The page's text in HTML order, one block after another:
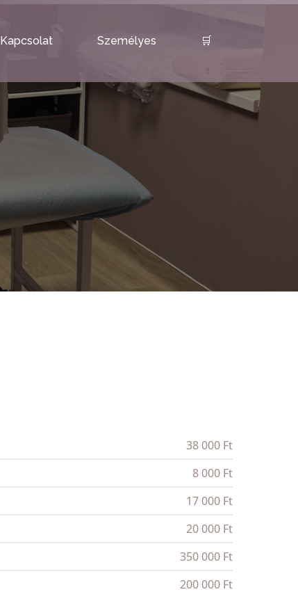
Kapcsolat Személyes 🛒
38 000 Ft
8 000 Ft
17 000 Ft
20 000 Ft
350 000 Ft
200 000 Ft